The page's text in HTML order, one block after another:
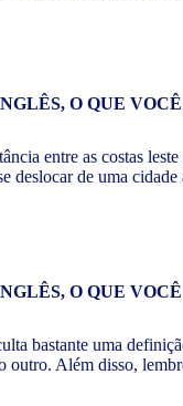
entre as costas
deslocar de uma cidade
bastante uma
Além disso,